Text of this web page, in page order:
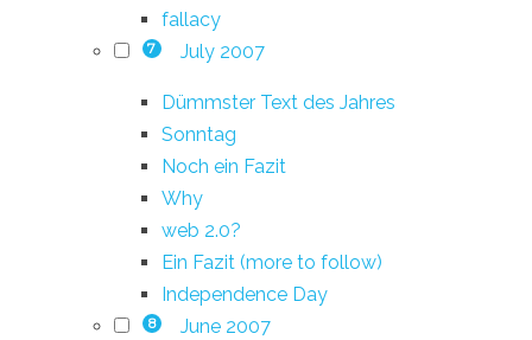
fallacy
7 July 2007
Dümmster Text des Jahres
Sonntag
Noch ein Fazit
Why
web 2.0?
Ein Fazit (more to follow)
Independence Day
8 June 2007